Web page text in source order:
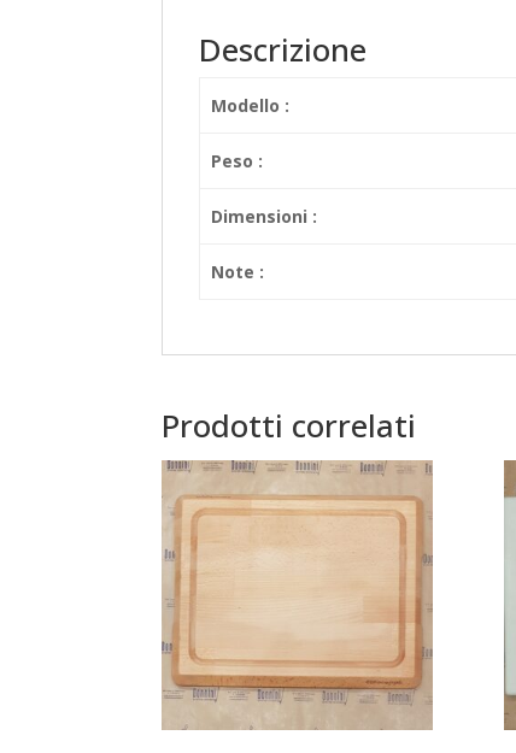
Descrizione
Modello :
Peso :
Dimensioni :
Note :
Prodotti correlati